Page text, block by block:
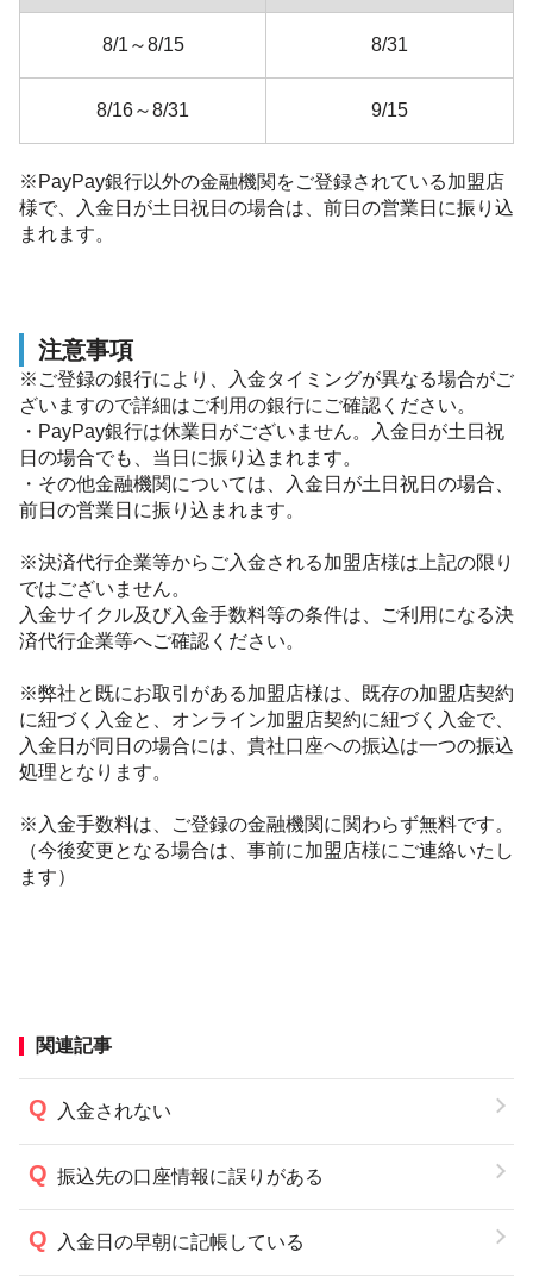
8/1～8/15 8/31
8/16～8/31 9/15
※PayPay銀行以外の金融機関をご登録されている加盟店
様で、入金日が土日祝日の場合は、前日の営業日に振り込
まれます。
注意事項
※ご登録の銀行により、入金タイミングが異なる場合がご
ざいますので詳細はご利用の銀行にご確認ください。
・PayPay銀行は休業日がございません。入金日が土日祝
日の場合でも、当日に振り込まれます。
・その他金融機関については、入金日が土日祝日の場合、
前日の営業日に振り込まれます。
※決済代行企業等からご入金される加盟店様は上記の限り
ではございません。
入金サイクル及び入金手数料等の条件は、ご利用になる決
済代行企業等へご確認ください。
※弊社と既にお取引がある加盟店様は、既存の加盟店契約
に紐づく入金と、オンライン加盟店契約に紐づく入金で、
入金日が同日の場合には、貴社口座への振込は一つの振込
処理となります。
※入金手数料は、ご登録の金融機関に関わらず無料です。
（今後変更となる場合は、事前に加盟店様にご連絡いたし
ます）
関連記事
入金されない
振込先の口座情報に誤りがある
入金日の早朝に記帳している